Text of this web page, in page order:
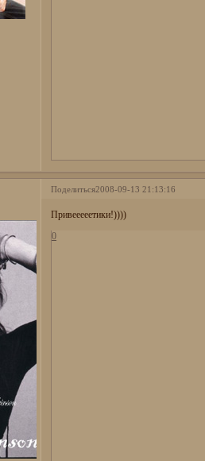
Поделиться2008-09-13 21:13:16
Привееееетики!))))
0